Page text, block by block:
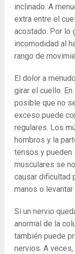
inclinado. A
extra entre el
acostado. Por lo
incomodidad al
rango de
El dolor a
girar el cuello.
posible que no
exceso puede
regulares. Los
hombros y la
tensos y
musculares se
causar dificultad
manos o
Si un nervio
anormal de la
también puede
nervios. A